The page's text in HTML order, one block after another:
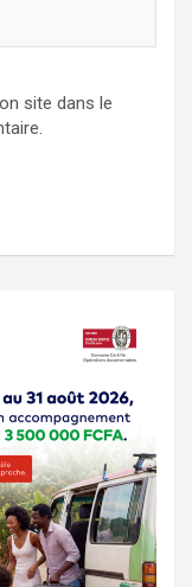
site dans le